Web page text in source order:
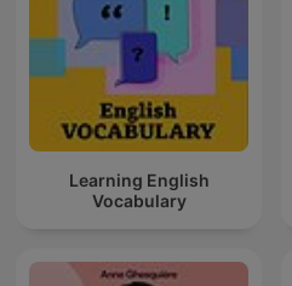
Learning English
Vocabulary